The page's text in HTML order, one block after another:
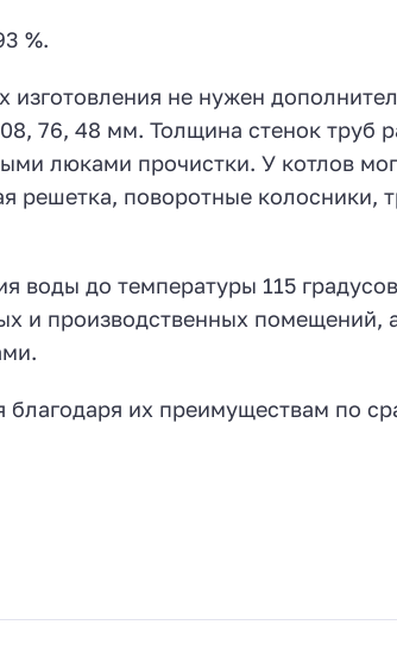
%.
не нужен
76, 48 мм. Толщина стенок труб
люками прочистки. У котлов
решетка, поворотные колосники,
воды до температуры 115
и производственных помещений,
благодаря их преимуществам по